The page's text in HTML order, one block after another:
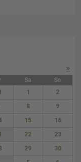
»
Sa
So
1
2
8
9
15
16
22
23
29
30